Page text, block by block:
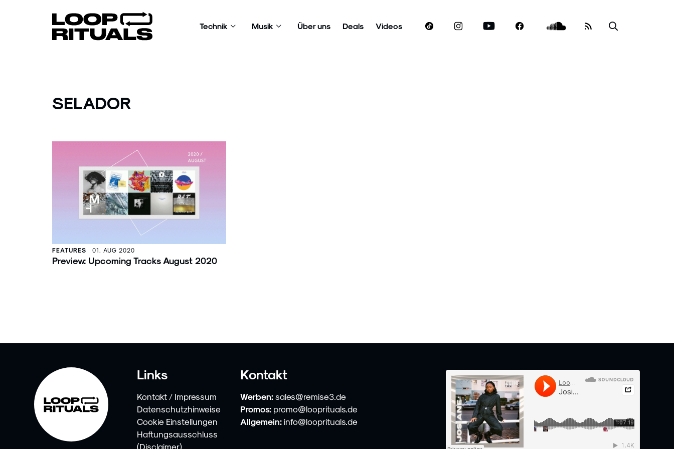
Technik Musik Über uns Deals Videos
SELADOR
FEATURES 01. AUG 2020
Preview: Upcoming Tracks August 2020
Links
Kontakt / Impressum
Datenschutzhinweise
Cookie Einstellungen
Haftungsausschluss
(Disclaimer)
Kontakt
Werben: sales@remise3.de
Promos: promo@looprituals.de
Allgemein: info@looprituals.de